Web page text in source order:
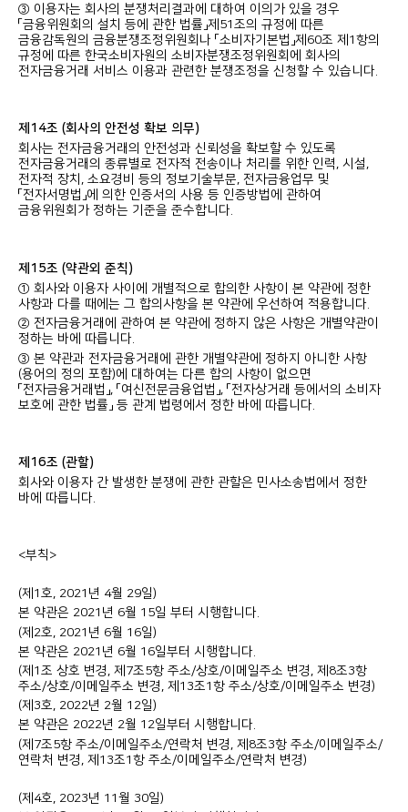
③ 이용자는 회사의 분쟁처리결과에 대하여 이의가 있을 경우
「금융위원회의 설치 등에 관한 법률」제51조의 규정에 따른
금융감독원의 금융분쟁조정위원회나 「소비자기본법」제60조 제1항의
규정에 따른 한국소비자원의 소비자분쟁조정위원회에 회사의
전자금융거래 서비스 이용과 관련한 분쟁조정을 신청할 수 있습니다.
제14조 (회사의 안전성 확보 의무)
회사는 전자금융거래의 안전성과 신뢰성을 확보할 수 있도록
전자금융거래의 종류별로 전자적 전송이나 처리를 위한 인력, 시설,
전자적 장치, 소요경비 등의 정보기술부문, 전자금융업무 및
「전자서명법」에 의한 인증서의 사용 등 인증방법에 관하여
금융위원회가 정하는 기준을 준수합니다.
제15조 (약관외 준칙)
① 회사와 이용자 사이에 개별적으로 합의한 사항이 본 약관에 정한
사항과 다를 때에는 그 합의사항을 본 약관에 우선하여 적용합니다.
② 전자금융거래에 관하여 본 약관에 정하지 않은 사항은 개별약관이
정하는 바에 따릅니다.
③ 본 약관과 전자금융거래에 관한 개별약관에 정하지 아니한 사항
(용어의 정의 포함)에 대하여는 다른 합의 사항이 없으면
「전자금융거래법」, 「여신전문금융업법」, 「전자상거래 등에서의 소비자
보호에 관한 법률」 등 관계 법령에서 정한 바에 따릅니다.
제16조 (관할)
회사와 이용자 간 발생한 분쟁에 관한 관할은 민사소송법에서 정한
바에 따릅니다.
<부칙>
(제1호, 2021년 4월 29일)
본 약관은 2021년 6월 15일 부터 시행합니다.
(제2호, 2021년 6월 16일)
본 약관은 2021년 6월 16일부터 시행합니다.
(제1조 상호 변경, 제7조5항 주소/상호/이메일주소 변경, 제8조3항
주소/상호/이메일주소 변경, 제13조1항 주소/상호/이메일주소 변경)
(제3호, 2022년 2월 12일)
본 약관은 2022년 2월 12일부터 시행합니다.
(제7조5항 주소/이메일주소/연락처 변경, 제8조3항 주소/이메일주소/
연락처 변경, 제13조1항 주소/이메일주소/연락처 변경)
(제4호, 2023년 11월 30일)